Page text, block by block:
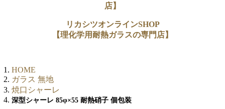
店】
リカシツオンラインSHOP
【理化学用耐熱ガラスの専門店】
HOME
ガラス 無地
焼口シャーレ
深型シャーレ 85φ×55 耐熱硝子 個包装